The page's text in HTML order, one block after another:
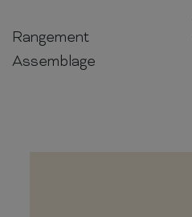
Rangement
Assemblage